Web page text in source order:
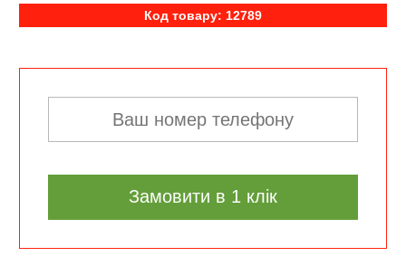
Код товару: 12789
Замовити в 1 клік